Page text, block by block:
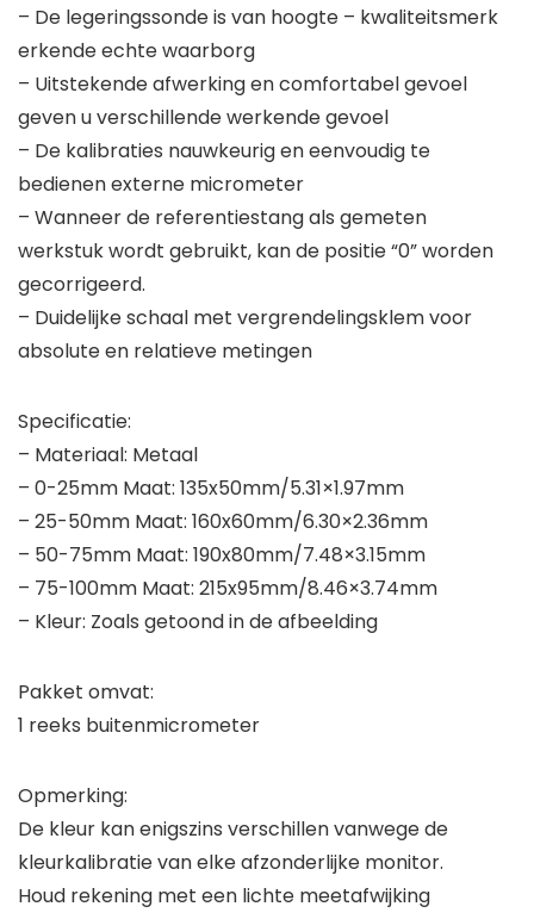
– De legeringssonde is van hoogte – kwaliteitsmerk
erkende echte waarborg
– Uitstekende afwerking en comfortabel gevoel
geven u verschillende werkende gevoel
– De kalibraties nauwkeurig en eenvoudig te
bedienen externe micrometer
– Wanneer de referentiestang als gemeten
werkstuk wordt gebruikt, kan de positie “0” worden
gecorrigeerd.
– Duidelijke schaal met vergrendelingsklem voor
absolute en relatieve metingen
Specificatie:
– Materiaal: Metaal
– 0-25mm Maat: 135x50mm/5.31×1.97mm
– 25-50mm Maat: 160x60mm/6.30×2.36mm
– 50-75mm Maat: 190x80mm/7.48×3.15mm
– 75-100mm Maat: 215x95mm/8.46×3.74mm
– Kleur: Zoals getoond in de afbeelding
Pakket omvat:
1 reeks buitenmicrometer
Opmerking:
De kleur kan enigszins verschillen vanwege de
kleurkalibratie van elke afzonderlijke monitor.
Houd rekening met een lichte meetafwijking